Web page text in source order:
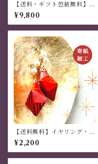
【送料・ギフト包装無料】か
んざし 木 揺れる 普段使い ハ
ンドメイド 日本伝統 折り紙 撥
水仕上 職人技 白 百合 夏祭り
¥9,800
【送料無料】イヤリング・ピ
アス 「寄紙細工」４枚組
雫型 朱色
¥2,200